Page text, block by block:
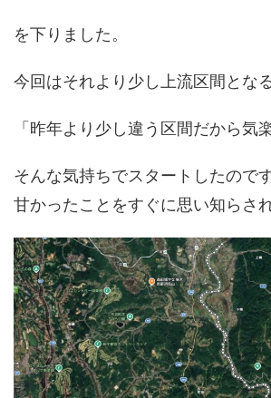
を下りました。
今回はそれより少し上流区間とな
「昨年より少し違う区間だから気
そんな気持ちでスタートしたので
甘かったことをすぐに思い知らされ